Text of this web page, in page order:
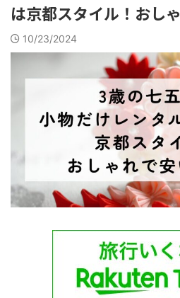
は京都スタイル！おし
10/23/2024